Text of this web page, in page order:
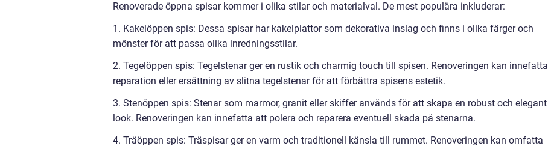
Renoverade öppna spisar kommer i olika stilar och materialval. De mest populära inkluderar:
1. Kakelöppen spis: Dessa spisar har kakelplattor som dekorativa inslag och finns i olika färger och
mönster för att passa olika inredningsstilar.
2. Tegelöppen spis: Tegelstenar ger en rustik och charmig touch till spisen. Renoveringen kan innefatta
reparation eller ersättning av slitna tegelstenar för att förbättra spisens estetik.
3. Stenöppen spis: Stenar som marmor, granit eller skiffer används för att skapa en robust och elegant
look. Renoveringen kan innefatta att polera och reparera eventuell skada på stenarna.
4. Träöppen spis: Träspisar ger en varm och traditionell känsla till rummet. Renoveringen kan omfatta